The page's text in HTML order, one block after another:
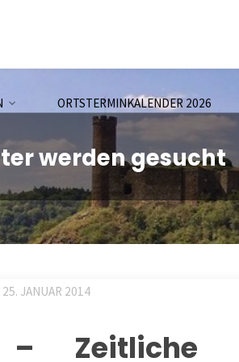
ORTSTERMINKALENDER 2026
werden gesucht
25. JANUAR 2014
Zeitliche